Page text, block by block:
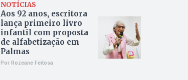
NOTÍCIAS
Aos 92 anos, escritora
lança primeiro livro
infantil com proposta
de alfabetização em
Palmas
Por Rozeane Feitosa